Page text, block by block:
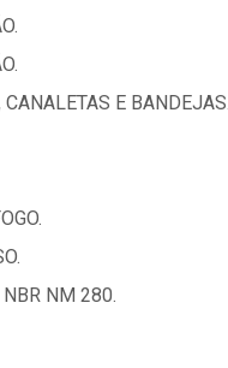
E
NM 280.